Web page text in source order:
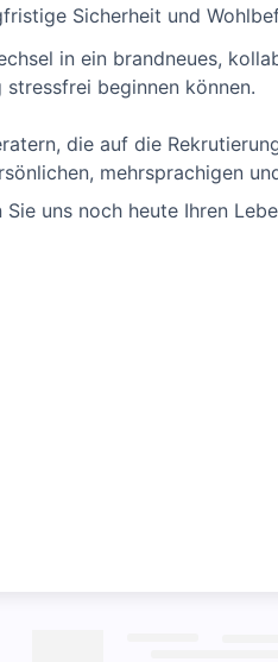
Sicherheit und
in ein brandneues,
beginnen können.
die auf die
mehrsprachigen
uns noch heute Ihren